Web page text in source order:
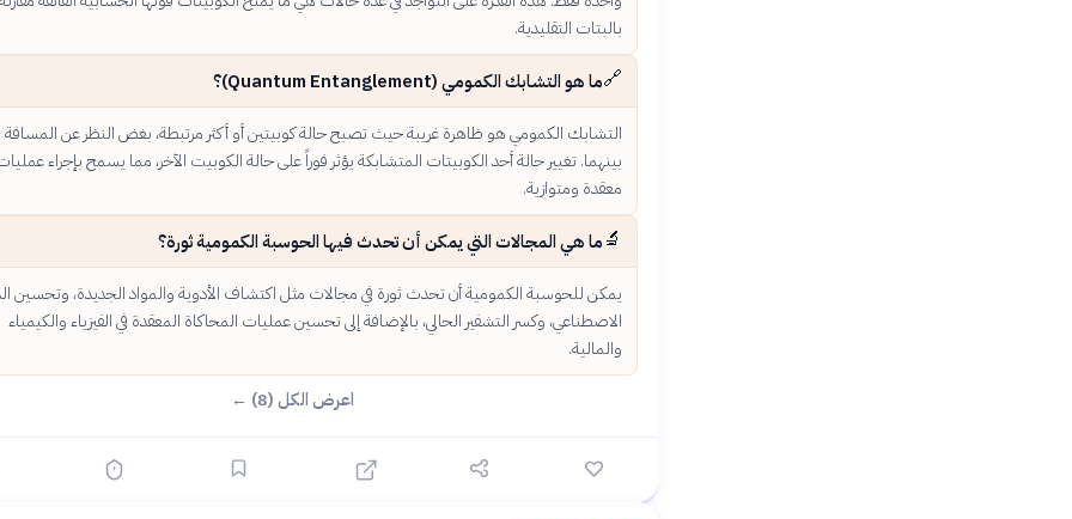
بالبتات التقليدية.
🔗ما هو التشابك الكمومي (Quantum Entanglement)؟
التشابك الكمومي هو ظاهرة غريبة حيث تصبح حالة كوبيتين أو أكثر مرتبطة، بغض النظر عن المسافة
بينهما. تغيير حالة أحد الكوبيتات المتشابكة يؤثر فوراً على حالة الكوبيت الآخر، مما يسمح بإجراء
معقدة ومتوازية.
🔬ما هي المجالات التي يمكن أن تحدث فيها الحوسبة الكمومية ثورة؟
يمكن للحوسبة الكمومية أن تحدث ثورة في مجالات مثل اكتشاف الأدوية والمواد الجديدة، وتحسين
الاصطناعي، وكسر التشفير الحالي، بالإضافة إلى تحسين عمليات المحاكاة المعقدة في الفيزياء والكيمياء
والمالية.
اعرض الكل (8) ←